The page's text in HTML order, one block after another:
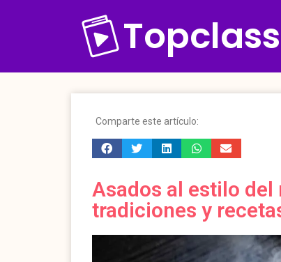
Comparte este artículo:
Asados al estilo
tradiciones y